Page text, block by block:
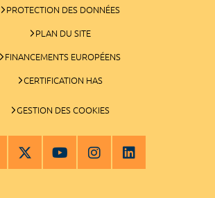
PROTECTION DES DONNÉES
PLAN DU SITE
FINANCEMENTS EUROPÉENS
CERTIFICATION HAS
GESTION DES COOKIES